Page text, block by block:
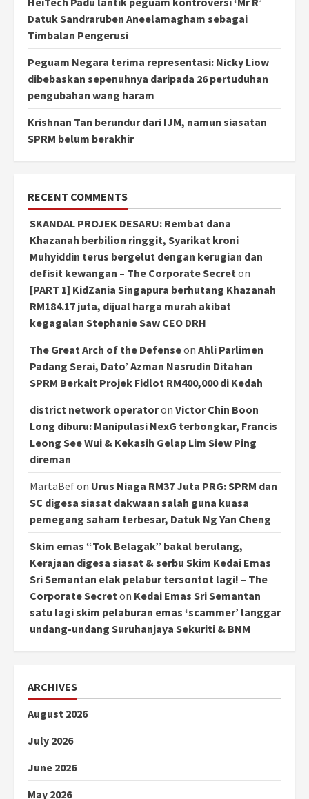
Datuk Sandraruben Aneelamagham sebagai
Timbalan Pengerusi
Peguam Negara terima representasi: Nicky Liow
dibebaskan sepenuhnya daripada 26 pertuduhan
pengubahan wang haram
Krishnan Tan berundur dari IJM, namun siasatan
SPRM belum berakhir
RECENT COMMENTS
SKANDAL PROJEK DESARU: Rembat dana
Khazanah berbilion ringgit, Syarikat kroni
Muhyiddin terus bergelut dengan kerugian dan
defisit kewangan – The Corporate Secreton
[PART 1] KidZania Singapura berhutang Khazanah
RM184.17 juta, dijual harga murah akibat
kegagalan Stephanie Saw CEO DRH
The Great Arch of the Defenseon Ahli Parlimen
Padang Serai, Dato’ Azman Nasrudin Ditahan
SPRM Berkait Projek Fidlot RM400,000 di Kedah
district network operatoron Victor Chin Boon
Long diburu: Manipulasi NexG terbongkar, Francis
Leong See Wui & Kekasih Gelap Lim Siew Ping
direman
MartaBefon Urus Niaga RM37 Juta PRG: SPRM dan
SC digesa siasat dakwaan salah guna kuasa
pemegang saham terbesar, Datuk Ng Yan Cheng
Skim emas “Tok Belagak” bakal berulang,
Kerajaan digesa siasat & serbu Skim Kedai Emas
Sri Semantan elak pelabur tersontot lagi! – The
Corporate Secreton Kedai Emas Sri Semantan
satu lagi skim pelaburan emas ‘scammer’ langgar
undang-undang Suruhanjaya Sekuriti & BNM
ARCHIVES
August 2026
July 2026
June 2026
May 2026